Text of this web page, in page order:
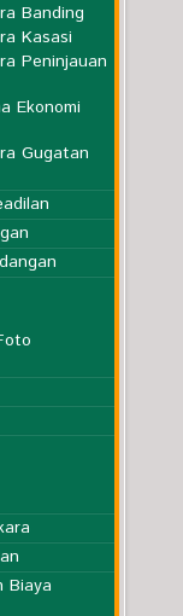
Banding
Kasasi
Peninjauan
Ekonomi
Gugatan
Biaya